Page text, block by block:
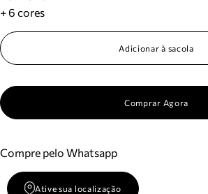
+ 6 cores
Adicionar à sacola
Comprar Agora
Compre pelo Whatsapp
Ative sua localização